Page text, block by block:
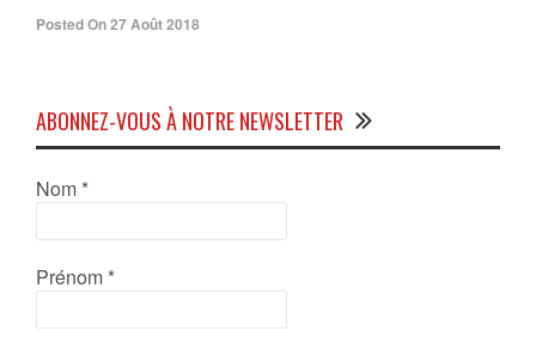
Posted On 27 Août 2018
ABONNEZ-VOUS À NOTRE NEWSLETTER
Nom *
Prénom *